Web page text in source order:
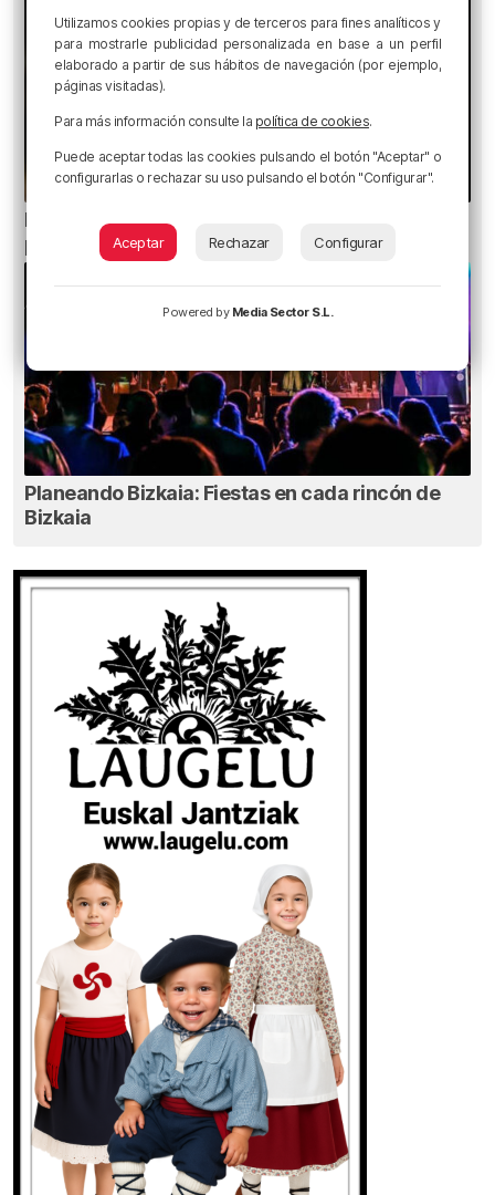
Ni gafas de sol ni radiografías: los errores que
pueden dañar la retina durante el eclipse
Planeando Bizkaia: Fiestas en cada rincón de
Bizkaia
Utilizamos cookies propias y de terceros para fines analíticos y
para mostrarle publicidad personalizada en base a un perfil
elaborado a partir de sus hábitos de navegación (por ejemplo,
páginas visitadas).
Para más información consulte la política de cookies.
Puede aceptar todas las cookies pulsando el botón "Aceptar" o
configurarlas o rechazar su uso pulsando el botón "Configurar".
Aceptar Rechazar Configurar
Powered by Media Sector S.L.